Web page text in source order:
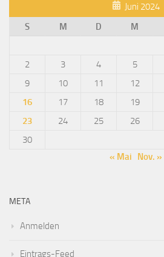
Juni 2024
S
M D M
2
3 4 5
9
10 11 12
16
17 18 19
23
24 25 26
30
« Mai
Nov. »
META
Anmelden
Eintrags-Feed